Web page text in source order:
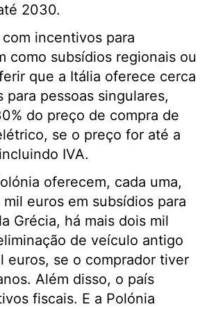
2030.
incentivos para
como subsídios regionais ou
que a Itália oferece cerca
para pessoas singulares,
do preço de compra de
se o preço for até a
IVA.
oferecem, cada uma,
euros em subsídios para
Grécia, há mais dois mil
de veículo antigo
euros, se o comprador tiver
Além disso, o país
fiscais. E a Polónia